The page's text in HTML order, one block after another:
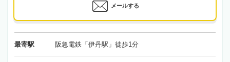
メールする
最寄駅 阪急電鉄「伊丹駅」徒歩1分